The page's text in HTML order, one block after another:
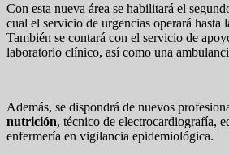
Con esta nueva área se habilitará el
cual el servicio de urgencias operará hasta
También se contará con el servicio de
laboratorio clínico, así como una
Además, se dispondrá de nuevos
nutrición, técnico de electrocardiografía,
enfermería en vigilancia epidemiológica.